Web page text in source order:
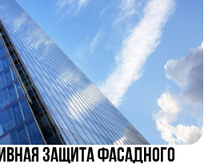
защита фасадного